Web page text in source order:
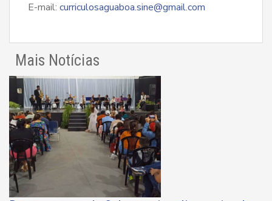
E-mail: curriculosaguaboa.sine@gmail.com
Mais Notícias